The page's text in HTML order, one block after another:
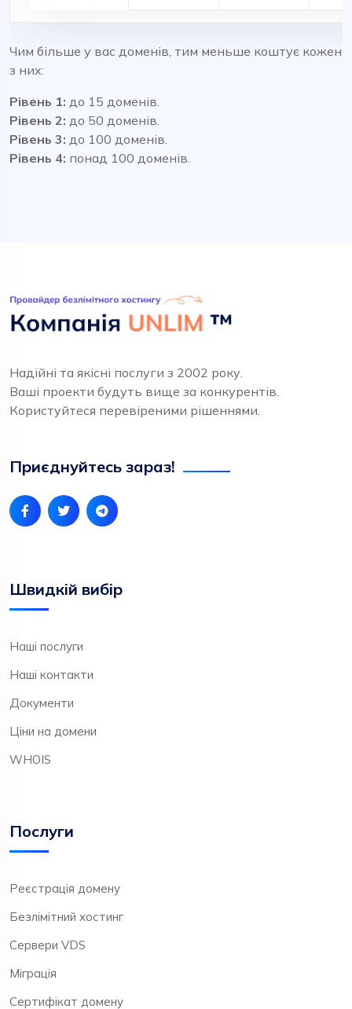
Чим більше у вас доменів, тим меньше коштує кожен
з них:
Рівень 1: до 15 доменів.
Рівень 2: до 50 доменів.
Рівень 3: до 100 доменів.
Рівень 4: понад 100 доменів.
Надійні та якісні послуги з 2002 року.
Ваші проекти будуть вище за конкурентів.
Користуйтеся перевіреними рішеннями.
Приєднуйтесь зараз!
Швидкій вибір
Наші послуги
Наші контакти
Документи
Ціни на домени
WHOIS
Послуги
Реєстрація домену
Безлімітний хостинг
Сервери VDS
Міграція
Сертифікат домену